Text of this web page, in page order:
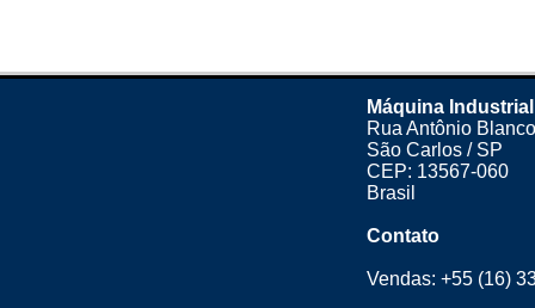
Máquina Industrial
Rua Antônio
São Carlos / SP
CEP: 13567-060
Brasil
Contato
Vendas:+55 (16)